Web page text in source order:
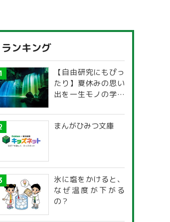
ランキング
【自由研究にもぴっ
たり】夏休みの思い
出を一生モノの学び
探究ガイド
まんがひみつ文庫
氷に塩をかけると、
なぜ温度が下がる
の？